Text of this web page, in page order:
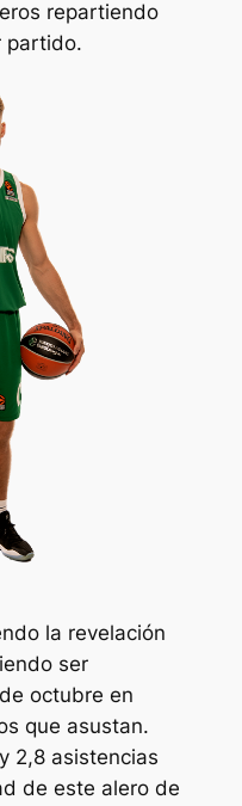
repartiendo
partido.
la revelación
ser
octubre en
que asustan.
2,8 asistencias
de este alero de